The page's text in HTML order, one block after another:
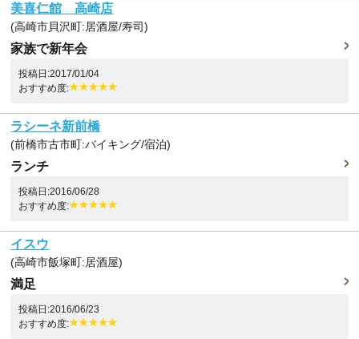
美喜仁館 高崎店
(高崎市貝沢町:居酒屋/寿司)
家族で新年会
投稿日:2017/01/04
おすすめ度:
ラシーネ新前橋
(前橋市古市町:バイキング/宿泊)
ランチ
投稿日:2016/06/28
おすすめ度:
イスウ
(高崎市飯塚町:居酒屋)
満足
投稿日:2016/06/23
おすすめ度: